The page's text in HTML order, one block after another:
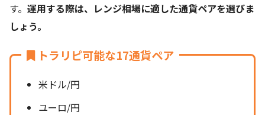
す。 運用する際は、レンジ相場に適した通貨ペアを選びま
しょう。
トラリピ可能な17通貨ペア
米ドル/円
ユーロ/円